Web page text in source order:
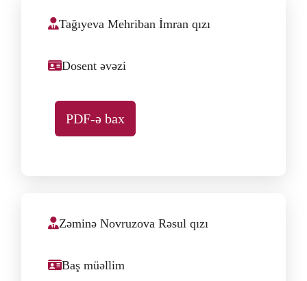
Tağıyeva Mehriban İmran qızı
Dosent əvəzi
PDF-ə bax
Zəminə Novruzova Rəsul qızı
Baş müəllim